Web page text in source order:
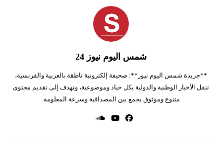
شمس اليوم نيوز 24
**جريدة شمس اليوم نيوز**: صحيفة إلكترونية ناطقة بالعربية والفرنسية،
تنقل الأخبار الوطنية والدولية بكل حياد وموضوعية، وتهدف إلى تقديم محتوى
متنوع وموثوق يجمع بين المصداقية وسرعة المعلومة.